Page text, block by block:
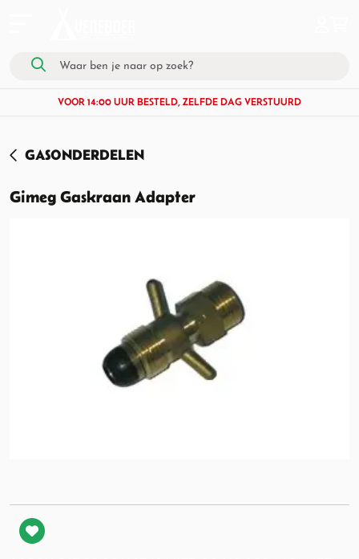
VOOR 14:00 UUR BESTELD, ZELFDE DAG VERSTUURD
GASONDERDELEN
Gimeg Gaskraan Adapter